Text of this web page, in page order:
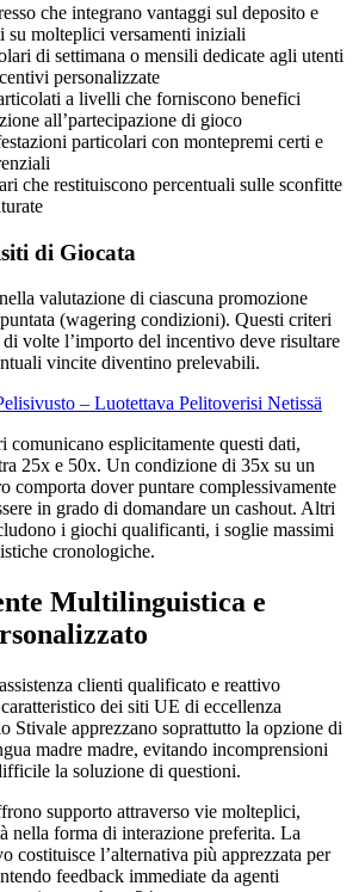
che integrano vantaggi sul deposito e
su molteplici versamenti iniziali
di settimana o mensili dedicate agli utenti
personalizzate
a livelli che forniscono benefici
all’partecipazione di gioco
particolari con montepremi certi e
che restituiscono percentuali sulle sconfitte
di Giocata
valutazione di ciascuna promozione
(wagering condizioni). Questi criteri
volte l’importo del incentivo deve risultare
vincite diventino prelevabili.
– Luotettava Pelitoverisi Netissä
esplicitamente questi dati,
25x e 50x. Un condizione di 35x su un
comporta dover puntare complessivamente
in grado di domandare un cashout. Altri
i giochi qualificanti, i soglie massimi
cronologiche.
Multilinguistica e
clienti qualificato e reattivo
dei siti UE di eccellenza
Stivale apprezzano soprattutto la opzione di
madre madre, evitando incomprensioni
la soluzione di questioni.
supporto attraverso vie molteplici,
nella forma di interazione preferita. La
costituisce l’alternativa più apprezzata per
feedback immediate da agenti